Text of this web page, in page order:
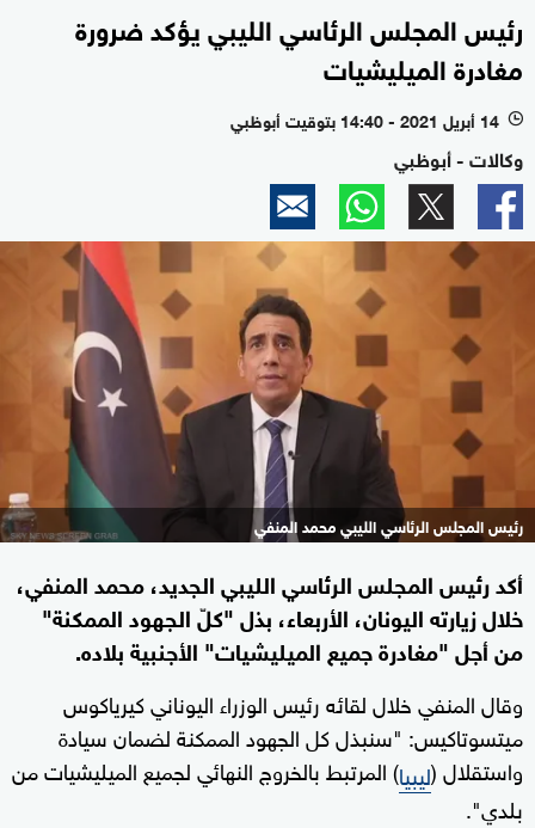
رئيس المجلس الرئاسي الليبي يؤكد ضرورة
مغادرة الميليشيات
l 14 أبريل 2021 - 14:40 بتوقيت أبوظبي
وكالات - أبوظبي
رئيس المجلس الرئاسي الليبي محمد المنفي
أكد رئيس المجلس الرئاسي الليبي الجديد، محمد المنفي،
خلال زيارته اليونان، الأربعاء، بذل "كلّ الجهود الممكنة"
من أجل "مغادرة جميع الميليشيات" الأجنبية بلاده.
وقال المنفي خلال لقائه رئيس الوزراء اليوناني كيرياكوس
ميتسوتاكيس: "سنبذل كل الجهود الممكنة لضمان سيادة
واستقلال (ليبيا) المرتبط بالخروج النهائي لجميع الميليشيات من
بلدي".